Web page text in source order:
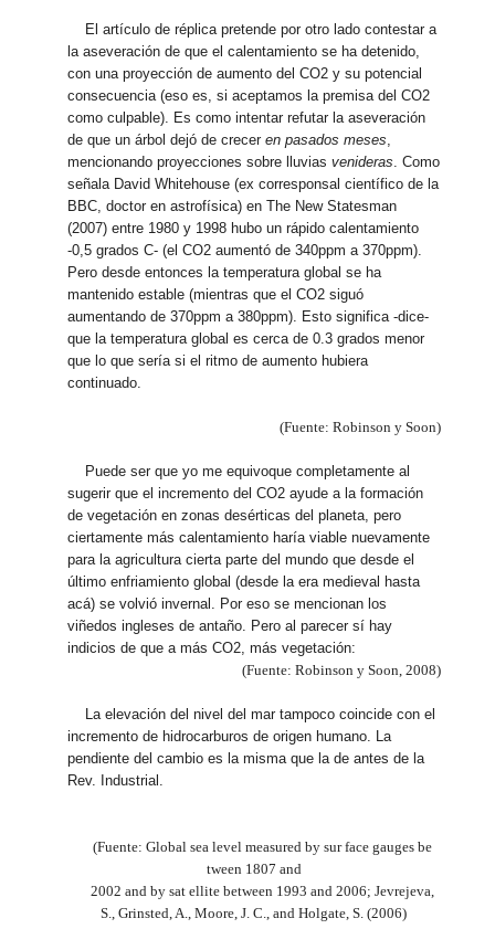
El artículo de réplica pretende por otro lado contestar a
la aseveración de que el calentamiento se ha detenido,
con una proyección de aumento del CO2 y su potencial
consecuencia (eso es, si aceptamos la premisa del CO2
como culpable). Es como intentar refutar la aseveración
de que un árbol dejó de creceren pasados meses
mencionando proyecciones sobre lluviasvenideras . Como
señala David Whitehouse (ex corresponsal científico de la
BBC, doctor en astrofísica) en The New Statesman
(2007) entre 1980 y 1998 hubo un rápido calentamiento
-0,5 grados C- (el CO2 aumentó de 340ppm a 370ppm).
Pero desde entonces la temperatura global se ha
mantenido estable (mientras que el CO2 siguó
aumentando de 370ppm a 380ppm). Esto significa -dice-
que la temperatura global es cerca de 0.3 grados menor
que lo que sería si el ritmo de aumento hubiera
continuado.
(Fuente: Robinson y Soon)
Puede ser que yo me equivoque completamente al
sugerir que el incremento del CO2 ayude a la formación
de vegetación en zonas desérticas del planeta, pero
ciertamente más calentamiento haría viable nuevamente
para la agricultura cierta parte del mundo que desde el
último enfriamiento global (desde la era medieval hasta
acá) se volvió invernal. Por eso se mencionan los
viñedos ingleses de antaño. Pero al parecer sí hay
indicios de que a más CO2, más vegetación:
(Fuente: Robinson y Soon, 2008)
La elevación del nivel del mar tampoco coincide con el
incremento de hidrocarburos de origen humano. La
pendiente del cambio es la misma que la de antes de la
Rev. Industrial.
(Fuente: Global sea level measured by sur face gauges be
tween 1807 and
2002 and by sat ellite between 1993 and 2006; Jevrejeva,
S., Grinsted, A., Moore, J. C., and Holgate, S. (2006)